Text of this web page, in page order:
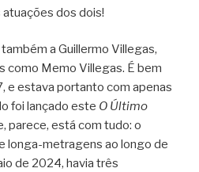
atuações dos dois!
a Guillermo Villegas,
como Memo Villegas. É bem
e estava portanto com apenas
foi lançado este O Último
parece, está com tudo: o
longa-metragens ao longo de
de 2024, havia três